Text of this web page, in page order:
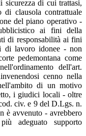
di cui trattasi,
di clausola contrattuale
del piano operativo -
ai fini della
di responsabilità ai fini
di lavoro idonee - non
pedemontana come
dell'art.
cenno nella
di un motivo
i giudici locali - oltre
civ. e 9 del D.Lgs. n.
è avvenuto - avrebbero
adeguato supporto